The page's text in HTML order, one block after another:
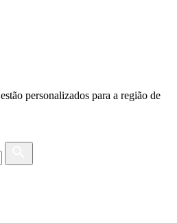
estão personalizados para a região de